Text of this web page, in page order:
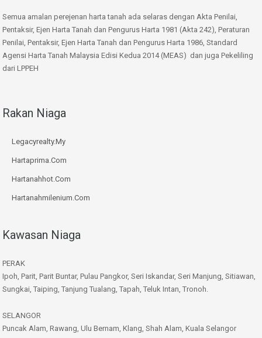
Semua amalan perejenan harta tanah ada selaras dengan Akta Penilai,
Pentaksir, Ejen Harta Tanah dan Pengurus Harta 1981 (Akta 242), Peraturan
Penilai, Pentaksir, Ejen Harta Tanah dan Pengurus Harta 1986, Standard
Agensi Harta Tanah Malaysia Edisi Kedua 2014 (MEAS) dan juga Pekeliling
dari LPPEH
Rakan Niaga
Legacyrealty.My
Hartaprima.Com
Hartanahhot.Com
Hartanahmilenium.Com
Kawasan Niaga
PERAK
Ipoh, Parit, Parit Buntar, Pulau Pangkor, Seri Iskandar, Seri Manjung, Sitiawan,
Sungkai, Taiping, Tanjung Tualang, Tapah, Teluk Intan, Tronoh.
SELANGOR
Puncak Alam, Rawang, Ulu Bernam, Klang, Shah Alam, Kuala Selangor